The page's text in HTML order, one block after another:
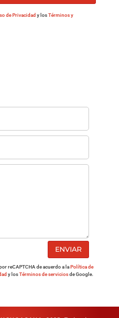
de Privacidad y losTérminos y
ENVIAR
reCAPTCHA de acuerdo a laPolítica de
y losTérminos de serviciosde Google.